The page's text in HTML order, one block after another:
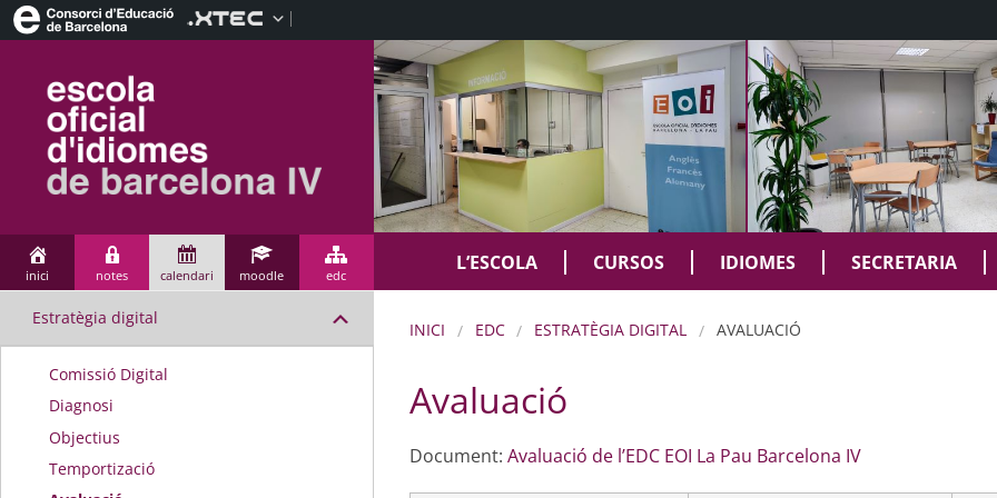
inici notes calendari moodle edc
L’ESCOLA CURSOS IDIOMES SECRETARIA
INICI EDC ESTRATÈGIA DIGITAL AVALUACIÓ
Avaluació
Document: Avaluació de l’EDC EOI La Pau Barcelona IV
Estratègia digital
Comissió Digital
Diagnosi
Objectius
Temportizació